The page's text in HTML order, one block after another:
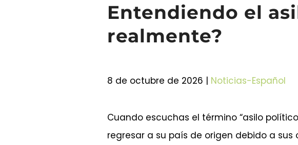
Entendiendo el
realmente?
8 de octubre de 2026 | Noticias-Español
Cuando escuchas el término “asilo
regresar a su país de origen debido a sus